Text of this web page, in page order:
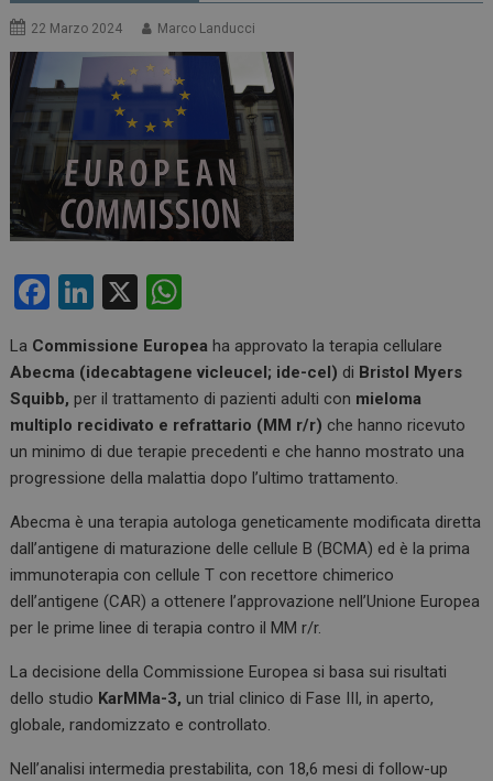
22 Marzo 2024 Marco Landucci
F
ce
b
o
o
Li
ke
dI
n
X
at
s
A
p
La Commissione Europea ha approvato la terapia cellulare
Abecma (idecabtagene vicleucel; ide-cel) di Bristol Myers
Squibb,per il trattamento di pazienti adulti con mieloma
multiplo recidivato e refrattario (MM r/r) che hanno ricevuto
un minimo di due terapie precedenti e che hanno mostrato una
progressione della malattia dopo l’ultimo trattamento.
Abecma è una terapia autologa geneticamente modificata diretta
dall’antigene di maturazione delle cellule B (BCMA) ed è la prima
immunoterapia con cellule T con recettore chimerico
dell’antigene (CAR) a ottenere l’approvazione nell’Unione Europea
per le prime linee di terapia contro il MM r/r.
La decisione della Commissione Europea si basa sui risultati
dello studio KarMMa-3, un trial clinico di Fase III, in aperto,
globale, randomizzato e controllato.
Nell’analisi intermedia prestabilita, con 18,6 mesi di follow-up